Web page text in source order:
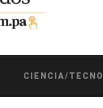
CIENCIA/TECNO